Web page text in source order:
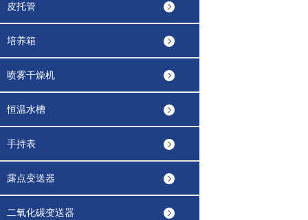
皮托管
培养箱
喷雾干燥机
恒温水槽
手持表
露点变送器
二氧化碳变送器